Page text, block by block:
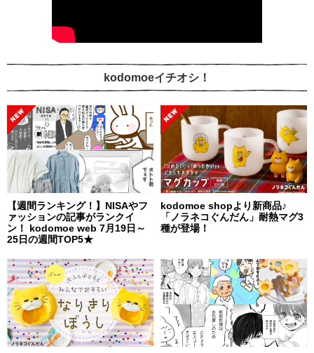
kodomoeイチオシ！
【週間ランキング！】NISAやフ
ァッションの記事がランクイ
ン！ kodomoe web 7月19日～
25日の週間TOP5★
kodomoe shopより新商品♪
「ノラネコぐんだん」耐熱マグ3
種が登場！